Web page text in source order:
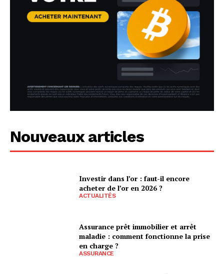
Nouveaux articles
Investir dans l’or : faut-il encore
acheter de l’or en 2026 ?
ACTUALITÉS
Assurance prêt immobilier et arrêt
maladie : comment fonctionne la prise
en charge ?
ASSURANCE